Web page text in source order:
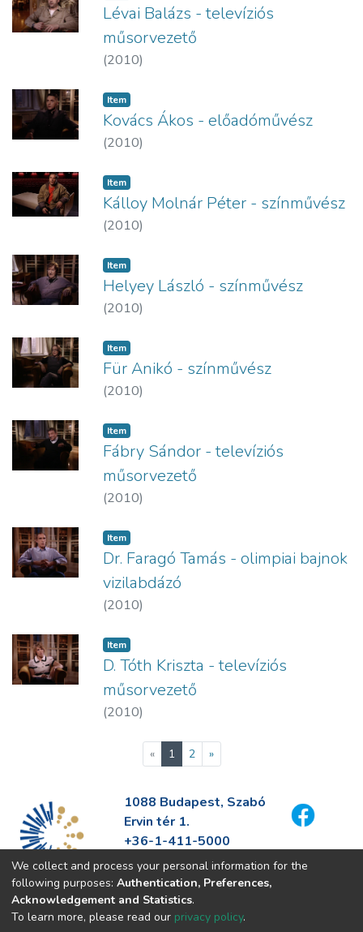
Lévai Balázs - televíziós
műsorvezető
(2010)
Item
Kovács Ákos - előadóművész
(2010)
Item
Kálloy Molnár Péter - színművész
(2010)
Item
Helyey László - színművész
(2010)
Item
Für Anikó - színművész
(2010)
Item
Fábry Sándor - televíziós
műsorvezető
(2010)
Item
Dr. Faragó Tamás - olimpiai bajnok
vizilabdázó
(2010)
Item
D. Tóth Kriszta - televíziós
műsorvezető
(2010)
« 1(current)
2 »
1088 Budapest, Szabó
Ervin tér 1.
+36-1-411-5000
info@fszek.hu
https://fszek.hu
We collect and process your personal information for the
following purposes: Authentication, Preferences,
Acknowledgement and Statistics.
To learn more, please read our privacy policy.